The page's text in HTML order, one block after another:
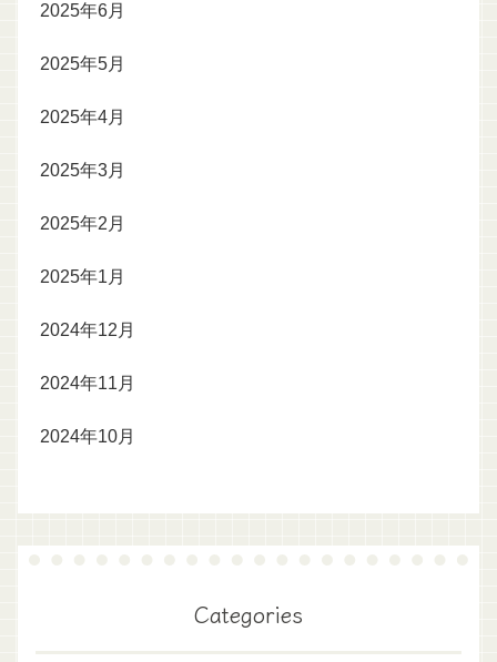
2025年6月
2025年5月
2025年4月
2025年3月
2025年2月
2025年1月
2024年12月
2024年11月
2024年10月
Categories